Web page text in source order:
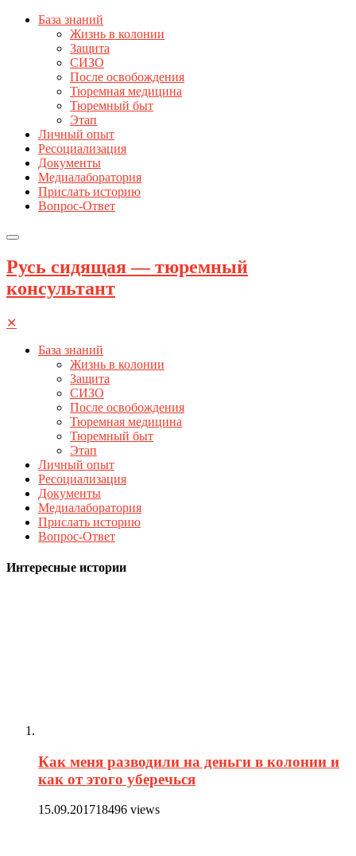
База знаний
Жизнь в колонии
Защита
СИЗО
После освобождения
Тюремная медицина
Тюремный быт
Этап
Личный опыт
Ресоциализация
Документы
Медиалаборатория
Прислать историю
Вопрос-Ответ
Русь сидящая — тюремный
консультант
✕
База знаний
Жизнь в колонии
Защита
СИЗО
После освобождения
Тюремная медицина
Тюремный быт
Этап
Личный опыт
Ресоциализация
Документы
Медиалаборатория
Прислать историю
Вопрос-Ответ
Интересные истории
Как меня разводили на деньги в колонии и
как от этого уберечься
15.09.201718496 views